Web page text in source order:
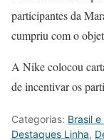
participantes da
cumpriu com o
A Nike colocou
de incentivar os
Categorias: Brasil
Destaques Linha,